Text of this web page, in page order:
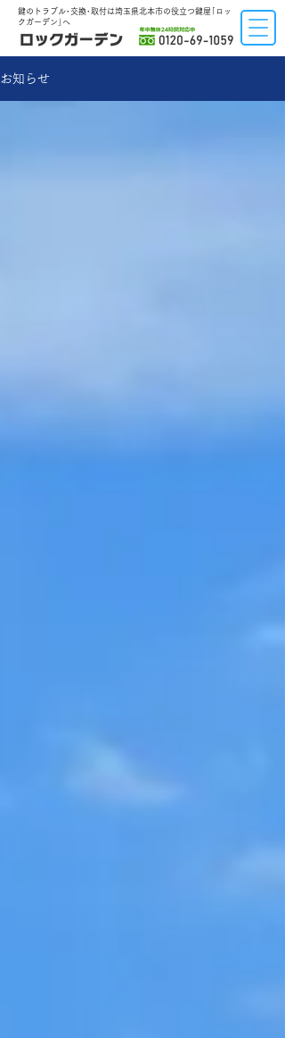
鍵のトラブル･交換･取付は埼玉県北本市の役立つ鍵屋｢
ロッ
クガーデン｣​へ
お知らせ